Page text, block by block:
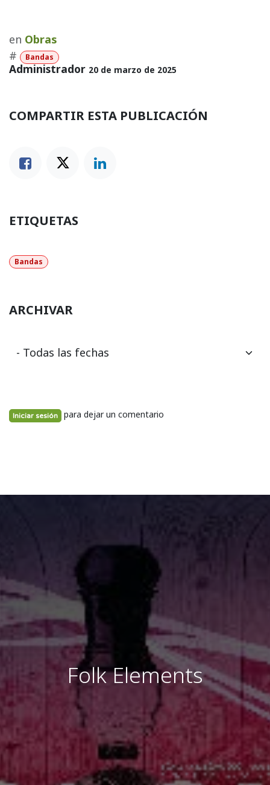
en Obras
#
Bandas
Administrador 20 de marzo de 2025
COMPARTIR ESTA PUBLICACIÓN
ETIQUETAS
Bandas
ARCHIVAR
Iniciar sesión para dejar un comentario
Folk Elements